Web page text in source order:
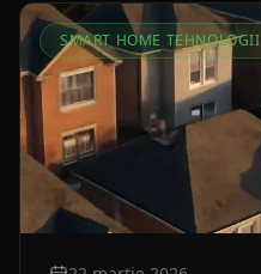
SMART HOME TEHNOLOGII